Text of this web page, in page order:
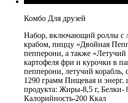
Комбо Для друзей
Набор, включающий роллы с
крабом, пиццу «Двойная
пепперони, а также
картофеля фри и курочки в
пепперони, летучий корабль,
1290 грамм Пищевая и энерг.
продукта: Жиры-8,5 г, Белки-
Калорийность-200 Ккал